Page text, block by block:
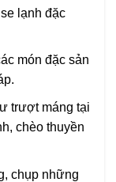
lạnh đặc
món đặc sản
trượt máng tại
chèo thuyền
chụp những